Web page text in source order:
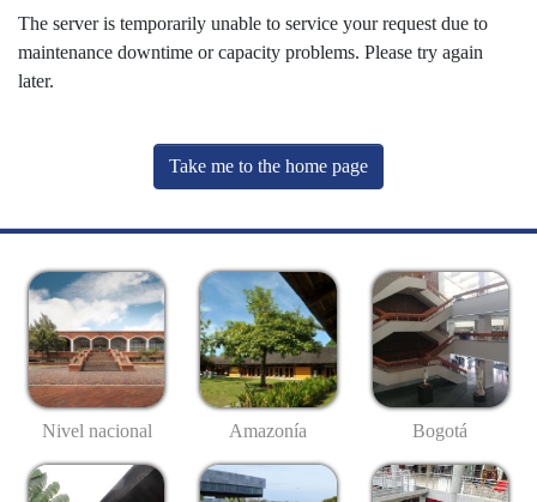
The server is temporarily unable to service your request due to
maintenance downtime or capacity problems. Please try again
later.
Take me to the home page
Nivel nacional Amazonía Bogotá